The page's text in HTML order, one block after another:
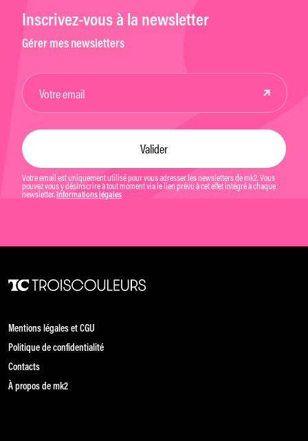
Inscrivez-vous à la newsletter
Gérer mes newsletters
Votre email est uniquement utilisé pour vous adresser les newsletters de mk2. Vous
pouvez vous y désinscrire à tout moment via le lien prévu à cet effet intégré à chaque
newsletter. Informations légales
Mentions légales et CGU
Politique de confidentialité
Contacts
À propos de mk2